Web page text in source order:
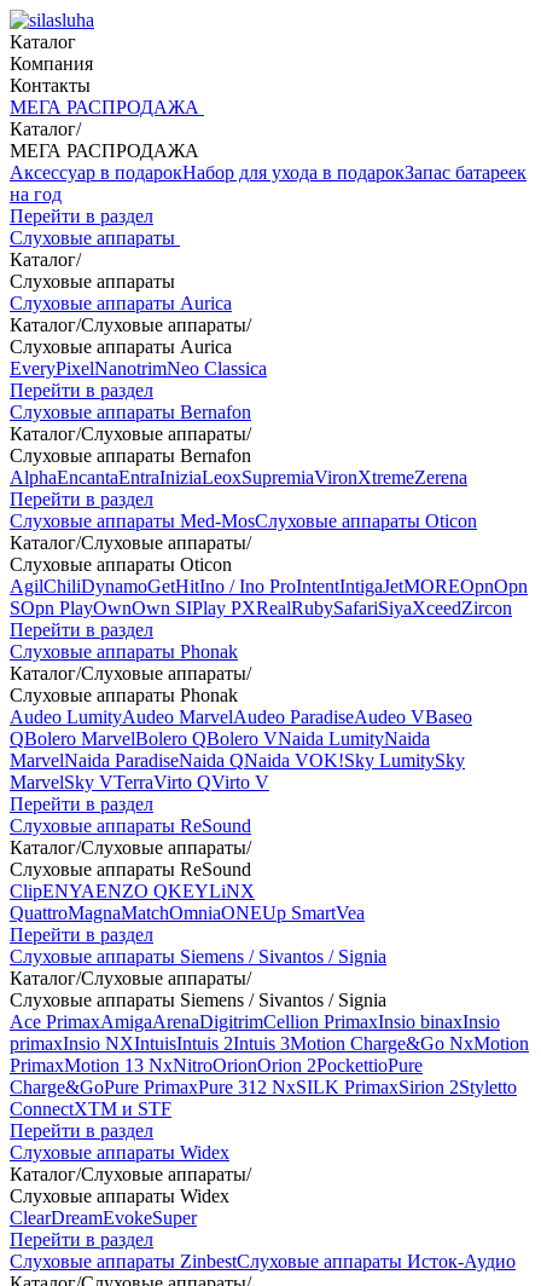
Каталог
Компания
Контакты
МЕГА РАСПРОДАЖА
Каталог/
МЕГА РАСПРОДАЖА
Аксессуар в подарокНабор для ухода в подарокЗапас батареек
на год
Перейти в раздел
Слуховые аппараты
Каталог/
Слуховые аппараты
Слуховые аппараты Aurica
Каталог/Слуховые аппараты/
Слуховые аппараты Aurica
EveryPixelNanotrimNeo Classica
Перейти в раздел
Слуховые аппараты Bernafon
Каталог/Слуховые аппараты/
Слуховые аппараты Bernafon
AlphaEncantaEntraIniziaLeoxSupremiaVironXtremeZerena
Перейти в раздел
Слуховые аппараты Med-MosСлуховые аппараты Oticon
Каталог/Слуховые аппараты/
Слуховые аппараты Oticon
AgilChiliDynamoGetHitIno / Ino ProIntentIntigaJetMOREOpnOpn
SOpn PlayOwnOwn SIPlay PXRealRubySafariSiyaXceedZircon
Перейти в раздел
Слуховые аппараты Phonak
Каталог/Слуховые аппараты/
Слуховые аппараты Phonak
Audeo LumityAudeo MarvelAudeo ParadiseAudeo VBaseo
QBolero MarvelBolero QBolero VNaida LumityNaida
MarvelNaida ParadiseNaida QNaida VOK!Sky LumitySky
MarvelSky VTerraVirto QVirto V
Перейти в раздел
Слуховые аппараты ReSound
Каталог/Слуховые аппараты/
Слуховые аппараты ReSound
ClipENYAENZO QKEYLiNX
QuattroMagnaMatchOmniaONEUp SmartVea
Перейти в раздел
Слуховые аппараты Siemens / Sivantos / Signia
Каталог/Слуховые аппараты/
Слуховые аппараты Siemens / Sivantos / Signia
Ace PrimaxAmigaArenaDigitrimCellion PrimaxInsio binaxInsio
primaxInsio NXIntuisIntuis 2Intuis 3Motion Charge&Go NxMotion
PrimaxMotion 13 NxNitroOrionOrion 2PockettioPure
Charge&GoPure PrimaxPure 312 NxSILK PrimaxSirion 2Styletto
ConnectXTM и STF
Перейти в раздел
Слуховые аппараты Widex
Каталог/Слуховые аппараты/
Слуховые аппараты Widex
ClearDreamEvokeSuper
Перейти в раздел
Слуховые аппараты ZinbestСлуховые аппараты Исток-Аудио